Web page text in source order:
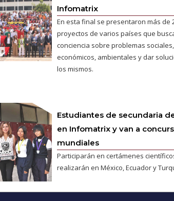
Infomatrix
En esta final se presentaron más de
proyectos de varios países que
conciencia sobre problemas sociales,
económicos, ambientales y dar
los mismos.
Estudiantes de secundaria
en Infomatrix y van a
mundiales
Participarán en certámenes
realizarán en México, Ecuador y